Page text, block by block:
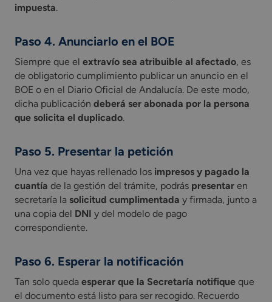
impuesta.
Paso 4. Anunciarlo en el BOE
Siempre que el extravío sea atribuible al afectado, es
de obligatorio cumplimiento publicar un anuncio en el
BOE o en el Diario Oficial de Andalucía. De este modo,
dicha publicación deberá ser abonada por la persona
que solicita el duplicado.
Paso 5. Presentar la petición
Una vez que hayas rellenado los impresos y pagado la
cuantía de la gestión del trámite, podrás presentar en
secretaría la solicitud cumplimentada y firmada, junto a
una copia del DNI y del modelo de pago
correspondiente.
Paso 6. Esperar la notificación
Tan solo queda esperar que la Secretaría notifique que
el documento está listo para ser recogido. Recuerdo